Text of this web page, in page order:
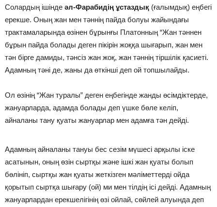
Солардың iшiнде әл-Фарабидiң ұстаздық (ғалымдық) еңбегi
ерекше. Оның жан мен тәннiң пайда болуы жайындағы
трактамаларында өзiнен бұрынғы Платонның “Жан тәннен
бұрын пайда болады деген пiкiрiн жоққа шығарып, жан мен
тән бiрге дамиды, тәнсiз жан жоқ, жан тәннiң тiршiлiк қасиетi.
Адамның тәнi де, жаны да өткiншi деп ой топшылайды.
Ол өзiнiң “Жан туралы” деген еңбегiнде жанды өсiмдiктерде,
жануарларда, адамда болады деп үшке бөле келiп,
айналаны тану қуаты жануарлар мен адамға тән дейдi.
Адамның айналаны тануы бес сезiм мүшесi арқылы iске
асатынын, оның өзiн сыртқы және iшкi жан қуаты болып
бөлiнiп, сыртқы жан қуаты жеткiзген мәлiметтердi ойда
қорытып сыртқа шығару (ой) ми мен тiлдiң iсi дейдi. Адамның
жануарлардан ерекшелiгiнiң өзi ойлай, сөйлей алуында деп